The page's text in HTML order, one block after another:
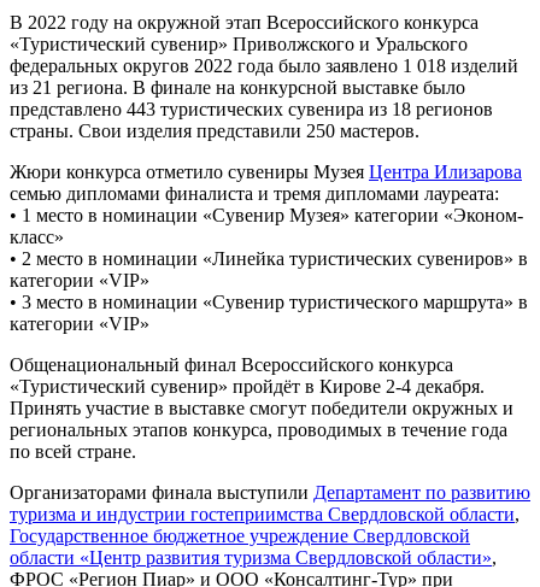
В 2022 году на окружной этап Всероссийского конкурса
«Туристический сувенир» Приволжского и Уральского
федеральных округов 2022 года было заявлено 1 018 изделий
из 21 региона. В финале на конкурсной выставке было
представлено 443 туристических сувенира из 18 регионов
страны. Свои изделия представили 250 мастеров.
Жюри конкурса отметило сувениры Музея Центра Илизарова
семью дипломами финалиста и тремя дипломами лауреата:
• 1 место в номинации «Сувенир Музея» категории «Эконом-
класс»
• 2 место в номинации «Линейка туристических сувениров» в
категории «VIP»
• 3 место в номинации «Сувенир туристического маршрута» в
категории «VIP»
Общенациональный финал Всероссийского конкурса
«Туристический сувенир» пройдёт в Кирове 2-4 декабря.
Принять участие в выставке смогут победители окружных и
региональных этапов конкурса, проводимых в течение года
по всей стране.
Организаторами финала выступили Департамент по развитию
туризма и индустрии гостеприимства Свердловской области,
Государственное бюджетное учреждение Свердловской
области «Центр развития туризма Свердловской области»,
ФРОС «Регион Пиар» и ООО «Консалтинг-Тур» при